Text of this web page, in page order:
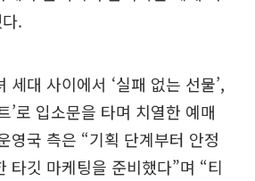
.
세대 사이에서 ‘실패 없는 선물’,
’로 입소문을 타며 치열한 예매
영국 측은 “기획 단계부터 안정
타깃 마케팅을 준비했다”며 “티